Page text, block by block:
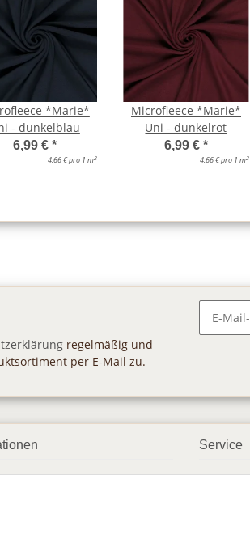
*Marie*
- dunkelblau
6,99 € *
4,66 € pro 1 m2
Microfleece *Marie*
Uni - dunkelrot
6,99 € *
4,66 € pro 1 m2
regelmäßig und
per E-Mail zu.
Service